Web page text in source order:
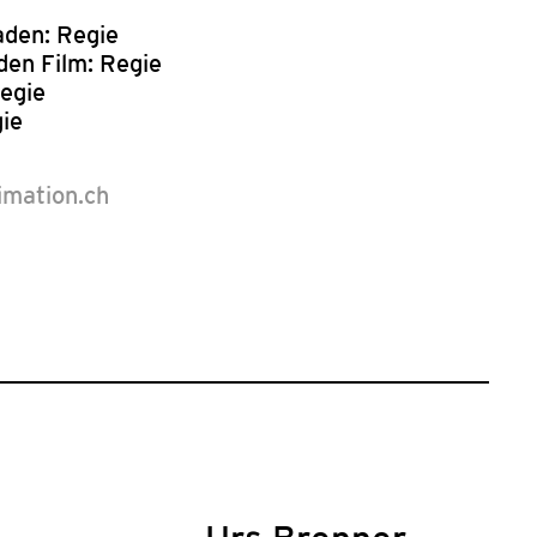
Regie
Film: Regie